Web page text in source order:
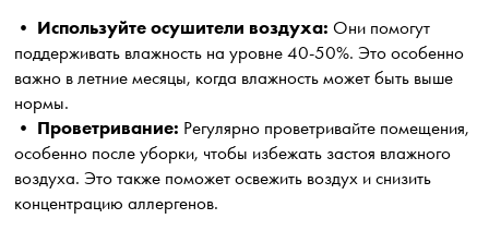
• Используйте осушители воздуха: Они помогут
поддерживать влажность на уровне 40-50%. Это особенно
важно в летние месяцы, когда влажность может быть выше
нормы.
• Проветривание: Регулярно проветривайте помещения,
особенно после уборки, чтобы избежать застоя влажного
воздуха. Это также поможет освежить воздух и снизить
концентрацию аллергенов.